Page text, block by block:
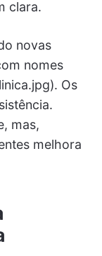
clara.
novas
nomes
Os
mas,
melhora